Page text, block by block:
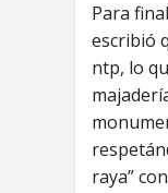
Para
escribió
ntp, lo
raya”